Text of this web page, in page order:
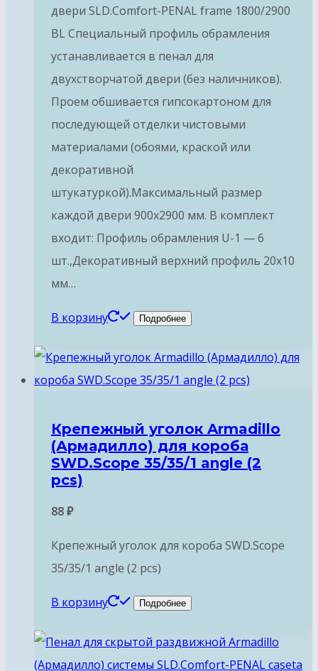
двери SLD.Comfort-PENAL frame 1800/2900
BL Специальный профиль обрамления
устанавливается в пенал для
двухстворчатой двери (без наличников).
Проем обшивается гипсокартоном для
последующей отделки чистовыми
материалами (обоями, краской или
декоративной
штукатуркой).Максимальный размер
каждой двери 900х2900 мм. В комплект
входит: Профиль обрамления U-1 — 6
шт.,Декоративный верхний профиль 20х10
мм…
В корзину Подробнее
Крепежный уголок Armadillo
(Армадилло) для короба
SWD.Scope 35/35/1 angle (2
pcs)
88₽
Крепежный уголок для короба SWD.Scope
35/35/1 angle (2 pcs)
В корзину Подробнее